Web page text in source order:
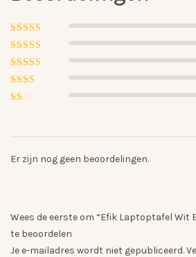
Gewaardeerd
5uit 5
Gewaardeerd
4uit 5
Gewaardeerd
3uit
5
Gewaardeerd
2
Er zijn nog geen beoordelingen.
Wees de eerste om “Efik Laptoptafel Wit
te beoordelen
Je e-mailadres wordt niet gepubliceerd.